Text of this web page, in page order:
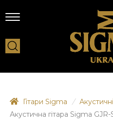
Гітари Sigma /
Акустична гітара Sigma